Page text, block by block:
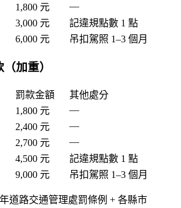
1,800 元
—
3,000 元
記違規點數 1 點
6,000 元 吊扣駕照 1–3 個月
加重）
罰款金額
其他處分
1,800 元
—
2,400 元
—
2,700 元
—
4,500 元
記違規點數 1 點
9,000 元 吊扣駕照 1–3 個月
道路交通管理處罰條例 + 各縣市